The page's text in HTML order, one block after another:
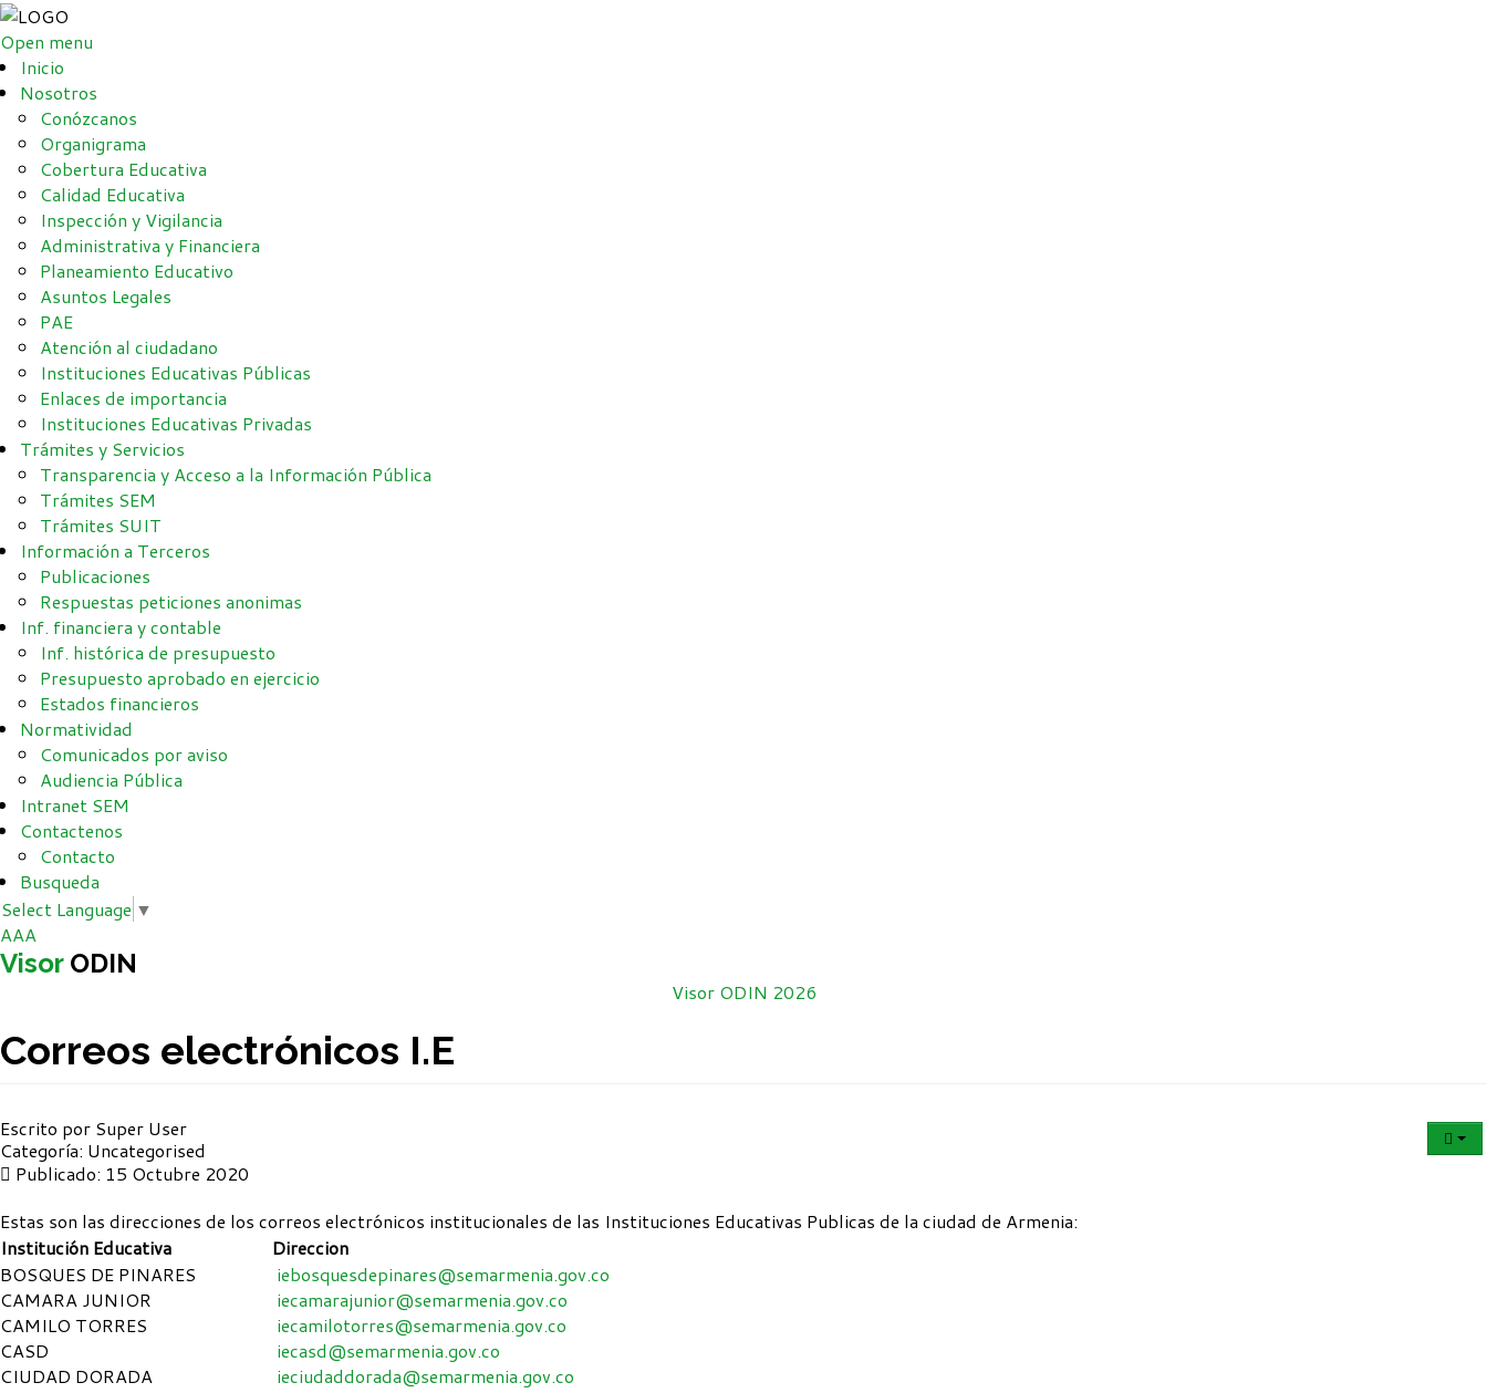
Open menu
Inicio
Nosotros
Conózcanos
Organigrama
Cobertura Educativa
Calidad Educativa
Inspección y Vigilancia
Administrativa y Financiera
Planeamiento Educativo
Asuntos Legales
PAE
Atención al ciudadano
Instituciones Educativas Públicas
Enlaces de importancia
Instituciones Educativas Privadas
Trámites y Servicios
Transparencia y Acceso a la Información Pública
Trámites SEM
Trámites SUIT
Información a Terceros
Publicaciones
Respuestas peticiones anonimas
Inf. financiera y contable
Inf. histórica de presupuesto
Presupuesto aprobado en ejercicio
Estados financieros
Normatividad
Comunicados por aviso
Audiencia Pública
Intranet SEM
Contactenos
Contacto
Busqueda
Select Language ▼
AAA
Visor ODIN
Visor ODIN 2026
Correos electrónicos I.E
Escrito por Super User
Categoría: Uncategorised
Publicado: 15 Octubre 2020
Estas son las direcciones de los correos electrónicos institucionales de las Instituciones Educativas Publicas de la ciudad de Armenia:
Institución Educativa
Direccion
BOSQUES DE PINARES
iebosquesdepinares@semarmenia.gov.co
CAMARA JUNIOR
iecamarajunior@semarmenia.gov.co
CAMILO TORRES
iecamilotorres@semarmenia.gov.co
CASD
iecasd@semarmenia.gov.co
CIUDAD DORADA
ieciudaddorada@semarmenia.gov.co